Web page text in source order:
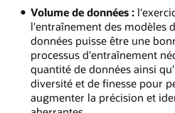
Volume de données :
l'entraînement des modèles
données puisse être une
processus d'entraînement
quantité de données ainsi
diversité et de finesse pour
augmenter la précision et